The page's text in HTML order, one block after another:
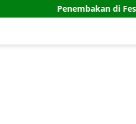
Penembakan di Festival